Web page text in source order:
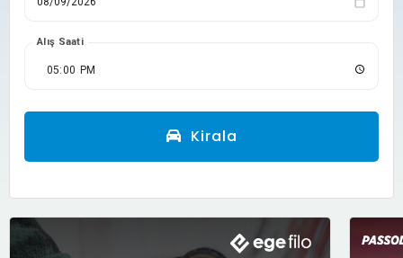
Alış Saati
Kirala